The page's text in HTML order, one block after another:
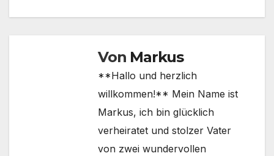
Von Markus
**Hallo und herzlich
willkommen!** Mein Name ist
Markus, ich bin glücklich
verheiratet und stolzer Vater
von zwei wundervollen